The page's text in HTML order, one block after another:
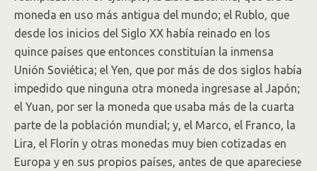
moneda en uso más antigua del mundo; el Rublo, que
desde los inicios del Siglo XX había reinado en los
quince países que entonces constituían la inmensa
Unión Soviética; el Yen, que por más de dos siglos había
impedido que ninguna otra moneda ingresase al Japón;
el Yuan, por ser la moneda que usaba más de la cuarta
parte de la población mundial; y, el Marco, el Franco, la
Lira, el Florín y otras monedas muy bien cotizadas en
Europa y en sus propios países, antes de que apareciese